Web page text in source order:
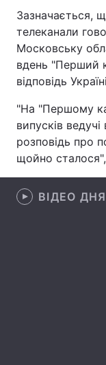
Зброя
Здоров'я
Екологія
Лонгріди
Відео з Youtube
Зазначається,
телеканали
Московську
вдень "Перший
відповідь
"На "Першому
випусків
розповідь про
щойно
ВІДЕО ДНЯ